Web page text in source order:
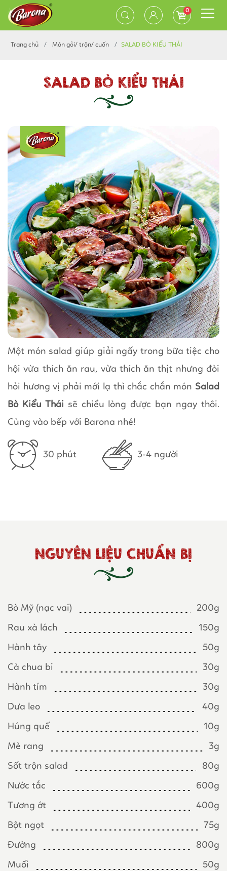
0
Trang chủ Món gỏi/ trộn/ cuốn SALAD BÒ KIỂU THÁI
SALAD BÒ KIỂU THÁI
Một món salad giúp giải ngấy trong bữa tiệc cho
hội vừa thích ăn rau, vừa thích ăn thịt nhưng đòi
hỏi hương vị phải mới lạ thì chắc chắn món Salad
Bò Kiểu Thái sẽ chiều lòng được bạn ngay thôi.
Cùng vào bếp với Barona nhé!
30 phút 3-4 người
NGUYÊN LIỆU CHUẨN BỊ
Bò Mỹ (nạc vai) 200g
Rau xà lách 150g
Hành tây 50g
Cà chua bi 30g
Hành tím 30g
Dưa leo 40g
Húng quế 10g
Mè rang 3g
Sốt trộn salad 80g
Nước tắc 600g
Tương ớt 400g
Bột ngọt 75g
Đường 800g
Muối 50g